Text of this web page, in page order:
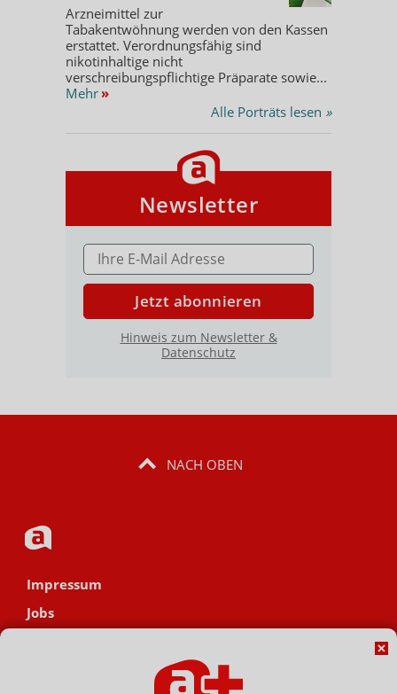
Arzneimittel zur
Tabakentwöhnung werden von den Kassen
erstattet. Verordnungsfähig sind
nikotinhaltige nicht
verschreibungspflichtige Präparate sowie...
Mehr »
Alle Porträts lesen »
Newsletter
E-MAIL ADRESSE
Jetzt abonnieren
Hinweis zum Newsletter &
Datenschutz
NACH OBEN
Impressum
Jobs